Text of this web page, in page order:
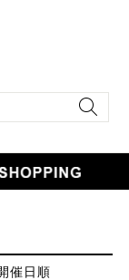
催日順